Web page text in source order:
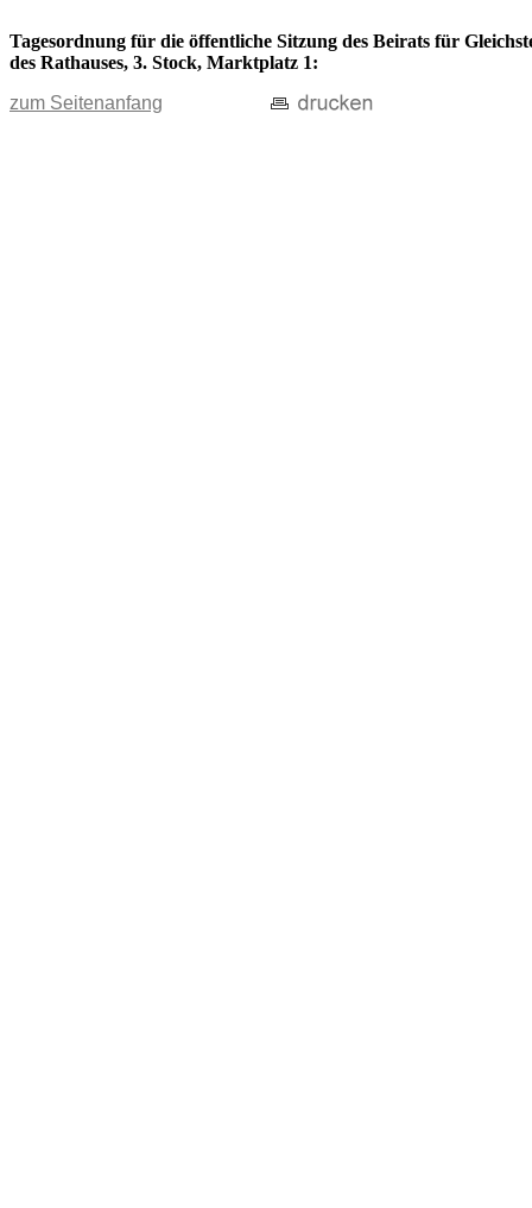
Tagesordnung für die öffentliche Sitzung des Beirats für
des Rathauses, 3. Stock, Marktplatz 1:
zum Seitenanfang